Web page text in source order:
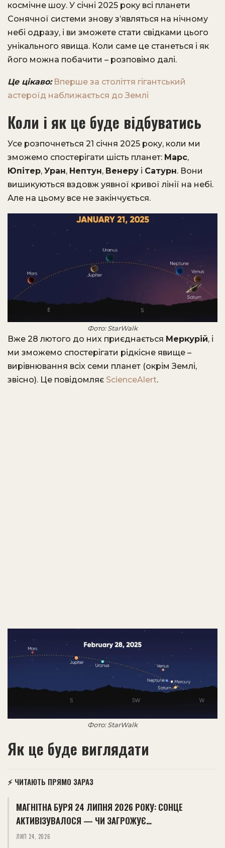
космічне шоу. У січні 2025 року всі планети
Сонячної системи знову з’являться на нічному
небі одразу, і ви зможете стати свідками цього
унікального явища. Коли саме це станеться і як
його можна побачити – розповімо далі.
Це цікаво: Вперше за століття гігантський
астероїд наближається до Землі
Коли і як це буде відбуватись
Усе розпочнеться 21 січня 2025 року, коли ми
зможемо спостерігати шість планет: Марс,
Юпітер, Уран, Нептун, Венеру і Сатурн. Вони
вишикуються вздовж уявної кривої лінії на небі.
Але на цьому все не закінчується.
Фото: StarWalk
Вже 28 лютого до них приєднається Меркурій, і
ми зможемо спостерігати рідкісне явище –
вирівнювання всіх семи планет (окрім Землі,
звісно). Це повідомляє ScienceAlert.
Фото: StarWalk
Як це буде виглядати
⚡ ЧИТАЮТЬ ПРЯМО ЗАРАЗ
МАГНІТНА БУРЯ 24 ЛИПНЯ 2026 РОКУ: СОНЦЕ
АКТИВІЗУВАЛОСЯ — ЧИ ЗАГРОЖУЄ…
ЛИП 24, 2026